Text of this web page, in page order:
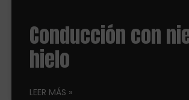
Conducción con
hielo
LEER MÁS